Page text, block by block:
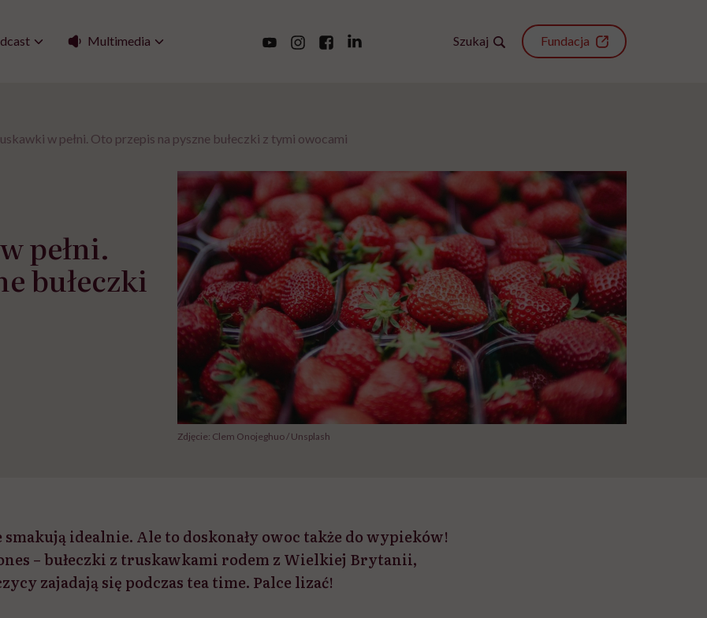
Multimedia Szukaj Fundacja
w pełni. Oto przepis na pyszne bułeczki z tymi owocami
pełni.
bułeczki
Zdjęcie: Clem Onojeghuo / Unsplash
idealnie. Ale to doskonały owoc także do wypieków!
– bułeczki z truskawkami rodem z Wielkiej Brytanii,
zajadają się podczas tea time. Palce lizać!